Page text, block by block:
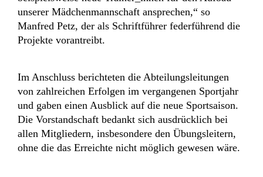
unserer Mädchenmannschaft ansprechen,“ so
Manfred Petz, der als Schriftführer federführend die
Projekte vorantreibt.
Im Anschluss berichteten die Abteilungsleitungen
von zahlreichen Erfolgen im vergangenen Sportjahr
und gaben einen Ausblick auf die neue Sportsaison.
Die Vorstandschaft bedankt sich ausdrücklich bei
allen Mitgliedern, insbesondere den Übungsleitern,
ohne die das Erreichte nicht möglich gewesen wäre.